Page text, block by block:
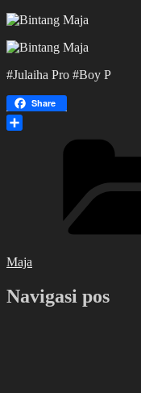
#Julaiha Pro #Boy P
Share
Maja
Navigasi pos